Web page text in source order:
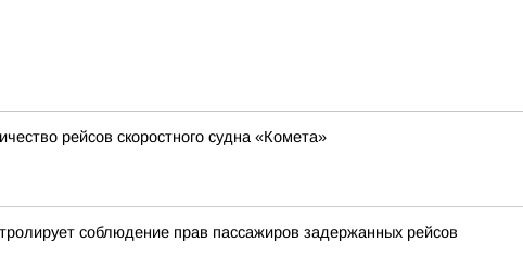
рейсов скоростного судна «Комета»
соблюдение прав пассажиров задержанных рейсов